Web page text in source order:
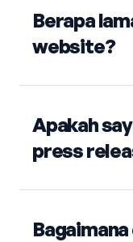
Berapa
website?
Apakah
press